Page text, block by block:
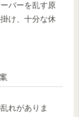
バーを乱す原
け、十分な休
れがありま